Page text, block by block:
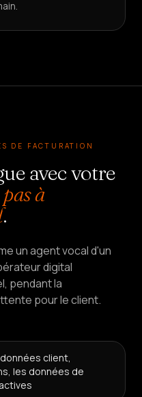
DE FACTURATION
avec votre
à
.
un agent vocal d'un
digital
pendant la
pour le client.
client,
les données de